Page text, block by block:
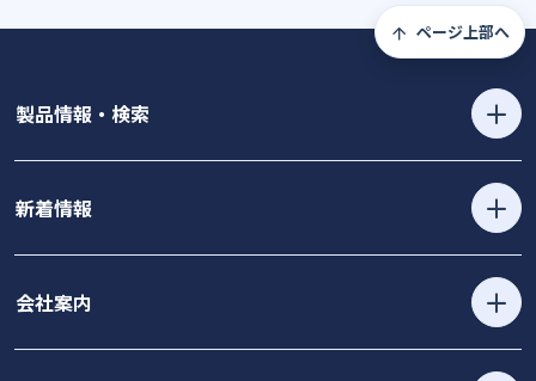
ページ上部へ
製品情報・検索
新着情報
会社案内